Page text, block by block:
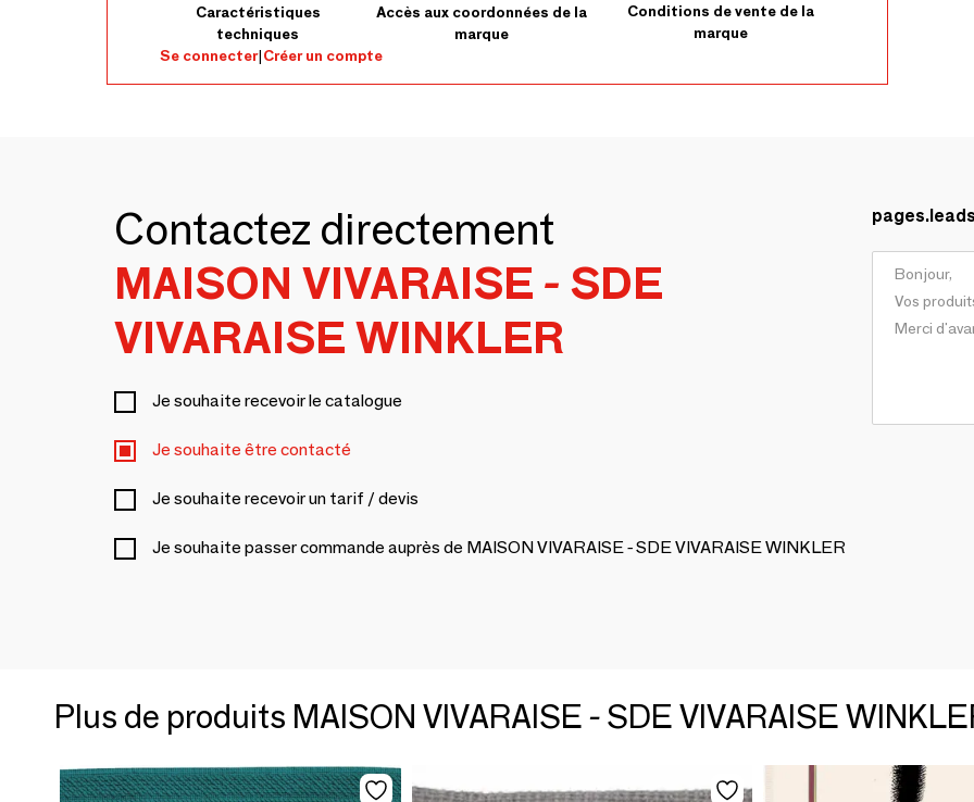
Caractéristiques
techniques
Accès aux coordonnées de la
marque
Conditions de vente de la
marque
Se connecter|Créer un compte
Contactez directement
MAISON VIVARAISE - SDE
VIVARAISE WINKLER
Je souhaite recevoir le catalogue
Je souhaite être contacté
Je souhaite recevoir un tarif / devis
Je souhaite passer commande auprès de MAISON VIVARAISE - SDE VIVARAISE WINKLER
Plus de produits MAISON VIVARAISE - SDE VIVARAISE